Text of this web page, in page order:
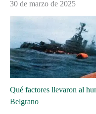
30 de marzo de 2025
Qué factores llevaron al
Belgrano